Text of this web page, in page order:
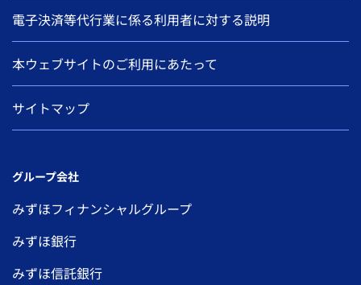
電子決済等代行業に係る利用者に対する説明
本ウェブサイトのご利用にあたって
サイトマップ
グループ会社
みずほフィナンシャルグループ
みずほ銀行
みずほ信託銀行